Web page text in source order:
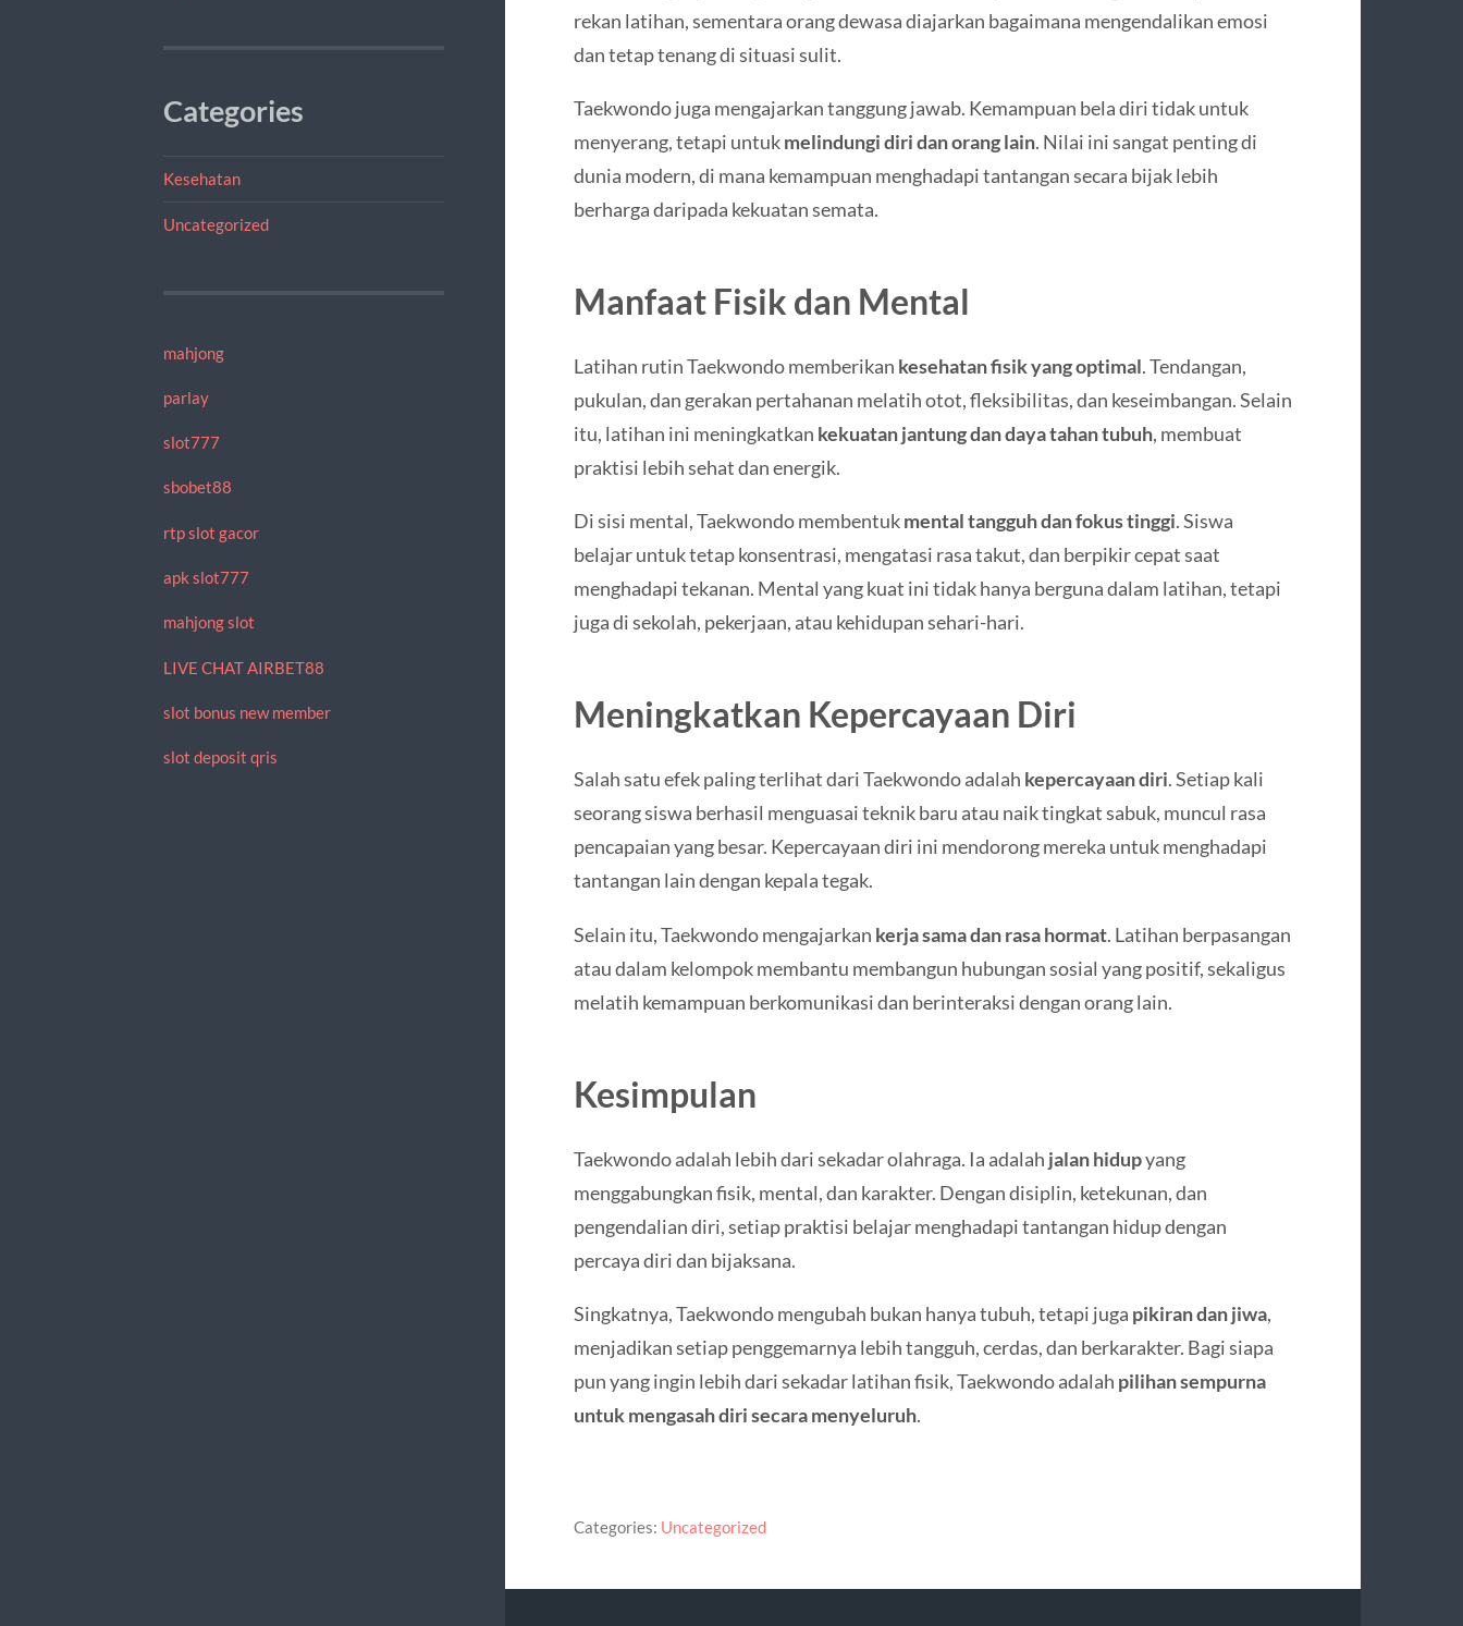
Categories
Kesehatan
Uncategorized
mahjong
parlay
slot777
sbobet88
rtp slot gacor
apk slot777
mahjong slot
LIVE CHAT AIRBET88
slot bonus new member
slot deposit qris
rekan latihan, sementara orang dewasa diajarkan bagaimana mengendalikan emosi
dan tetap tenang di situasi sulit.
Taekwondo juga mengajarkan tanggung jawab. Kemampuan bela diri tidak untuk
menyerang, tetapi untukmelindungi diri dan orang lain. Nilai ini sangat penting di
dunia modern, di mana kemampuan menghadapi tantangan secara bijak lebih
berharga daripada kekuatan semata.
Manfaat Fisik dan Mental
Latihan rutin Taekwondo memberikan kesehatan fisik yang optimal. Tendangan,
pukulan, dan gerakan pertahanan melatih otot, fleksibilitas, dan keseimbangan. Selain
itu, latihan ini meningkatkan kekuatan jantung dan daya tahan tubuh, membuat
praktisi lebih sehat dan energik.
Di sisi mental, Taekwondo membentukmental tangguh dan fokus tinggi. Siswa
belajar untuk tetap konsentrasi, mengatasi rasa takut, dan berpikir cepat saat
menghadapi tekanan. Mental yang kuat ini tidak hanya berguna dalam latihan, tetapi
juga di sekolah, pekerjaan, atau kehidupan sehari-hari.
Meningkatkan Kepercayaan Diri
Salah satu efek paling terlihat dari Taekwondo adalah kepercayaan diri. Setiap kali
seorang siswa berhasil menguasai teknik baru atau naik tingkat sabuk, muncul rasa
pencapaian yang besar. Kepercayaan diri ini mendorong mereka untuk menghadapi
tantangan lain dengan kepala tegak.
Selain itu, Taekwondo mengajarkan kerja sama dan rasa hormat. Latihan berpasangan
atau dalam kelompok membantu membangun hubungan sosial yang positif, sekaligus
melatih kemampuan berkomunikasi dan berinteraksi dengan orang lain.
Kesimpulan
Taekwondo adalah lebih dari sekadar olahraga. Ia adalah jalan hidupyang
menggabungkan fisik, mental, dan karakter. Dengan disiplin, ketekunan, dan
pengendalian diri, setiap praktisi belajar menghadapi tantangan hidup dengan
percaya diri dan bijaksana.
Singkatnya, Taekwondo mengubah bukan hanya tubuh, tetapi juga pikiran dan jiwa,
menjadikan setiap penggemarnya lebih tangguh, cerdas, dan berkarakter. Bagi siapa
pun yang ingin lebih dari sekadar latihan fisik, Taekwondo adalah pilihan sempurna
untuk mengasah diri secara menyeluruh.
Categories: Uncategorized